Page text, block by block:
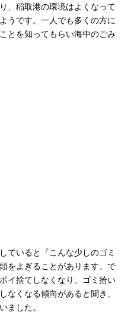
、稲取港の環境はよくなって
うです。一人でも多くの方に
とを知ってもらい海中のごみ
ていると『こんな少しのゴミ
をよぎることがあります。で
イ捨てしなくなり、ゴミ拾い
なくなる傾向があると聞き、
ました。